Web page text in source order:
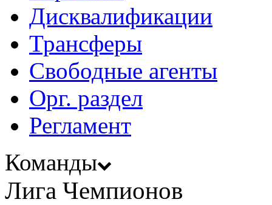
Дисквалификации
Трансферы
Свободные агенты
Орг. раздел
Регламент
Команды
Лига Чемпионов